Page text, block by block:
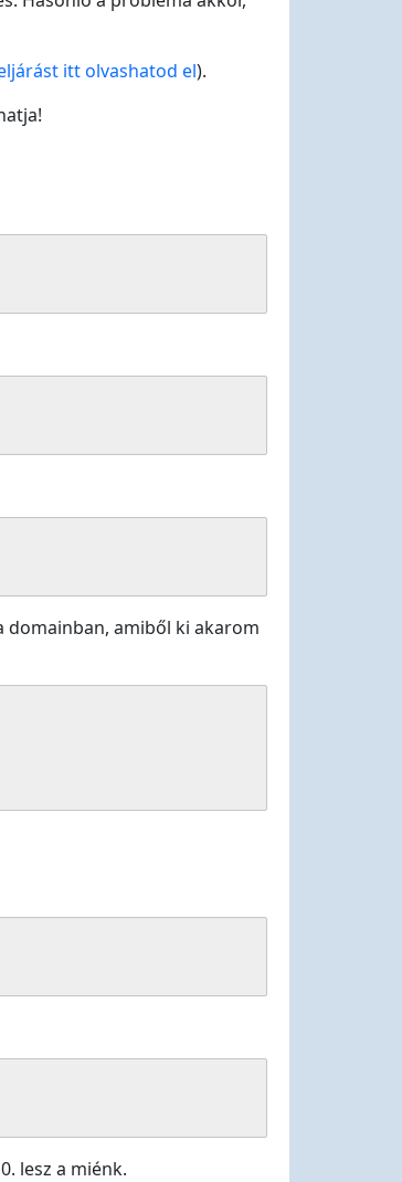
itt olvashatod el).
domainban, amiből ki akarom
lesz a miénk.